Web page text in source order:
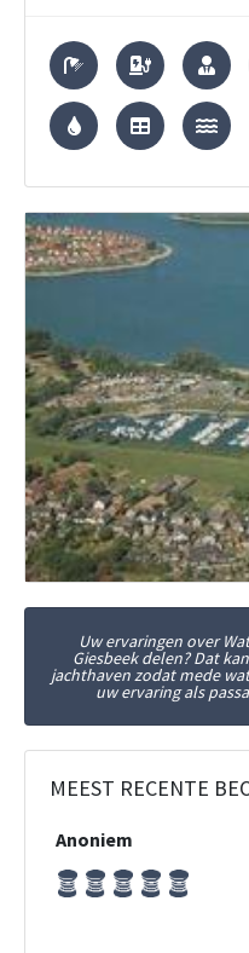
Uw ervaringen over
Giesbeek delen? Dat
jachthaven zodat mede
uw ervaring als
MEEST RECENTE
Anoniem